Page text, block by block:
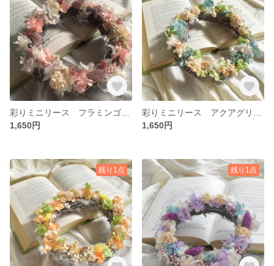
1,650円
1,650円
残り1点 残り1点